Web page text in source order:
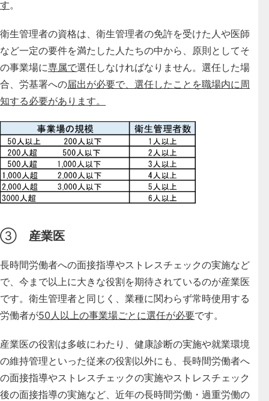
す。
衛生管理者の資格は、衛生管理者の免許を受けた人や医師
など一定の要件を満たした人たちの中から、原則としてそ
の事業場に専属で選任しなければなりません。選任した場
合、労基署への届出が必要で、選任したことを職場内に周
知する必要があります。
③ 産業医
長時間労働者への面接指導やストレスチェックの実施など
で、今まで以上に大きな役割を期待されているのが産業医
です。衛生管理者と同じく、業種に関わらず常時使用する
労働者が50人以上の事業場ごとに選任が必要です。
産業医の役割は多岐にわたり、健康診断の実施や就業環境
の維持管理といった従来の役割以外にも、長時間労働者へ
の面接指導やストレスチェックの実施やストレスチェック
後の面接指導の実施など、近年の長時間労働・過重労働の